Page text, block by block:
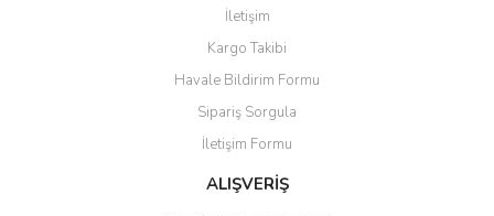
İletişim
Kargo Takibi
Havale Bildirim Formu
Sipariş Sorgula
İletişim Formu
ALIŞVERİŞ